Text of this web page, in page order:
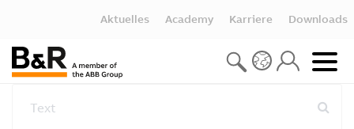
Aktuelles Academy Karriere Downloads
Text